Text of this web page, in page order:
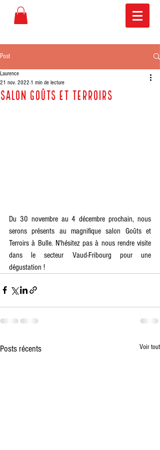
Post
Salon Goûts et Terroirs
Laurence
21 nov. 2022 1 min de lecture
Du 30 novembre au 4 décembre prochain, nous
serons présents au magnifique salon Goûts et
Terroirs à Bulle. N'hésitez pas à nous rendre visite
dans le secteur Vaud-Fribourg pour une
dégustation !
Posts récents Voir tout